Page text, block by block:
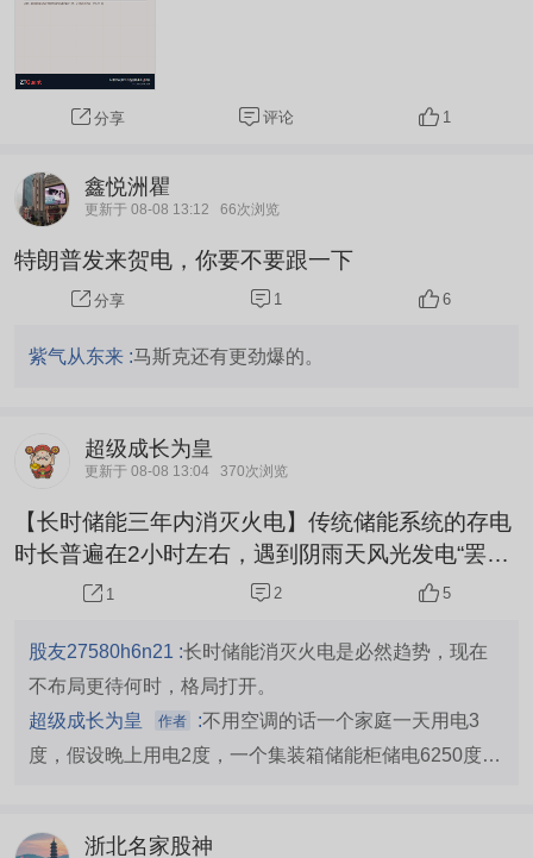
分享 评论 1
鑫悦洲瞿
更新于 08-08 13:12 66次浏览
特朗普发来贺电，你要不要跟一下
分享 1 6
紫气从东来 :马斯克还有更劲爆的。
超级成长为皇
更新于 08-08 13:04 370次浏览
【长时储能三年内消灭火电】传统储能系统的存电
时长普遍在2小时左右，遇到阴雨天风光发电“罢
工”，电力供应就容易捉襟见肘。海辰储能此次量产
上兼容至8小时，真正实现了长时储能的规模化落
地。[1]在中国北方区域，8小时足以覆盖全天光伏
发电转化效率高的时段，将宝贵的“绿电”有效储存
起来。[3]一个标准6.25MWh储能系统可储存6250
1 2 5
股友27580h6n21 :长时储能消灭火电是必然趋势，现在
不布局更待何时，格局打开。
超级成长为皇
作者 :不用空调的话一个家庭一天用电3
度，假设晚上用电2度，一个集装箱储能柜储电6250度，
浙北名家股神